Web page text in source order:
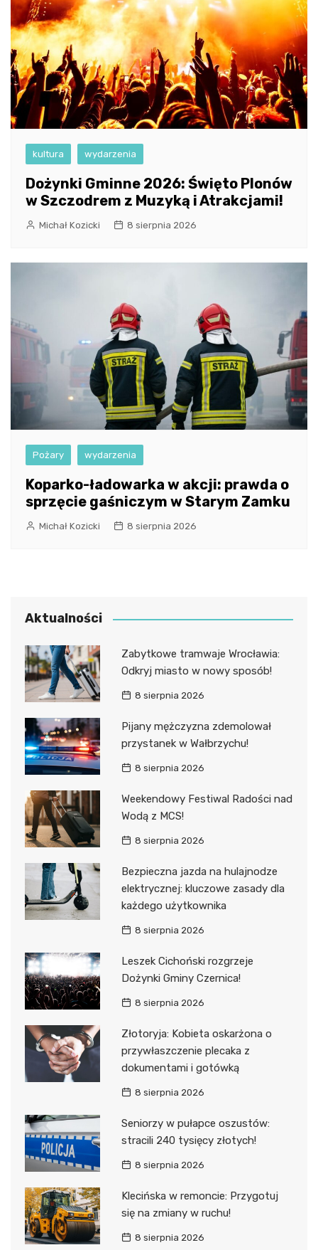
kultura wydarzenia
Dożynki Gminne 2026: Święto Plonów
w Szczodrem z Muzyką i Atrakcjami!
Michał Kozicki 8 sierpnia 2026
Pożary wydarzenia
Koparko-ładowarka w akcji: prawda o
sprzęcie gaśniczym w Starym Zamku
Michał Kozicki 8 sierpnia 2026
Aktualności
Zabytkowe tramwaje Wrocławia:
Odkryj miasto w nowy sposób!
8 sierpnia 2026
Pijany mężczyzna zdemolował
przystanek w Wałbrzychu!
8 sierpnia 2026
Weekendowy Festiwal Radości nad
Wodą z MCS!
8 sierpnia 2026
Bezpieczna jazda na hulajnodze
elektrycznej: kluczowe zasady dla
każdego użytkownika
8 sierpnia 2026
Leszek Cichoński rozgrzeje
Dożynki Gminy Czernica!
8 sierpnia 2026
Złotoryja: Kobieta oskarżona o
przywłaszczenie plecaka z
dokumentami i gotówką
8 sierpnia 2026
Seniorzy w pułapce oszustów:
stracili 240 tysięcy złotych!
8 sierpnia 2026
Klecińska w remoncie: Przygotuj
się na zmiany w ruchu!
8 sierpnia 2026